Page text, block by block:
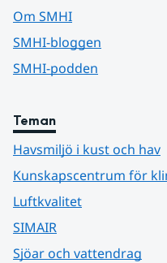
Om SMHI
SMHI-bloggen
SMHI-podden
Teman
Havsmiljö i kust och hav
Kunskapscentrum för
Luftkvalitet
SIMAIR
Sjöar och vattendrag